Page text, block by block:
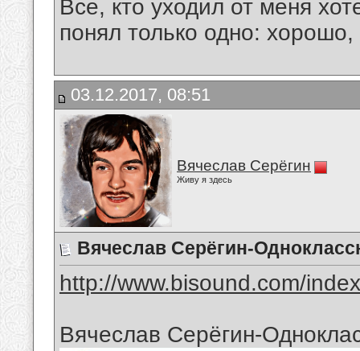
Все, кто уходил от меня
понял только одно:
03.12.2017, 08:51
Вячеслав Серёгин
Живу я здесь
Вячеслав Серёгин-
http://www.bisound.com/
Вячеслав Серёгин-